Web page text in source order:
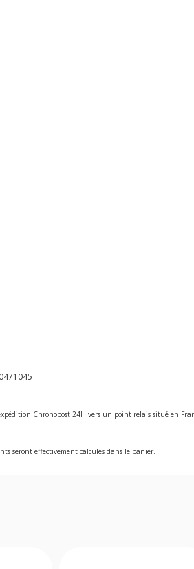
Chronopost 24H vers un point relais situé en
seront effectivement calculés dans le panier.